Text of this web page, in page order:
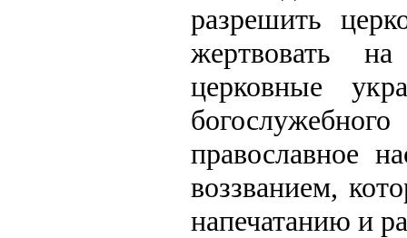
разрешить
жертвовать
церковные
православное
воззванием,
напечатанию и